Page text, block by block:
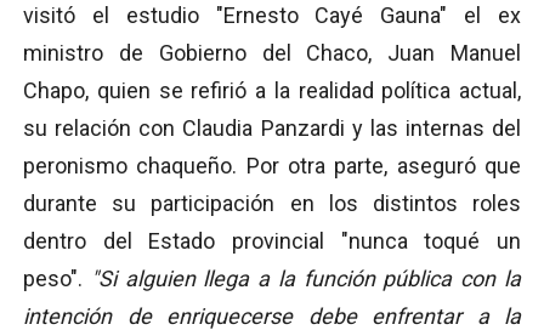
visitó el estudio "Ernesto Cayé Gauna" el ex
ministro de Gobierno del Chaco, Juan Manuel
Chapo, quien se refirió a la realidad política actual,
su relación con Claudia Panzardi y las internas del
peronismo chaqueño. Por otra parte, aseguró que
durante su participación en los distintos roles
dentro del Estado provincial "nunca toqué un
peso". "Si alguien llega a la función pública con la
intención de enriquecerse debe enfrentar a la